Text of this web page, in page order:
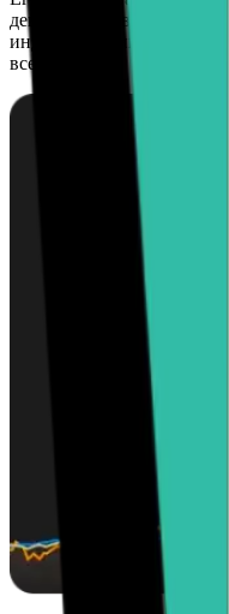
децентрализованный
индивидуальных, так и
всему миру.